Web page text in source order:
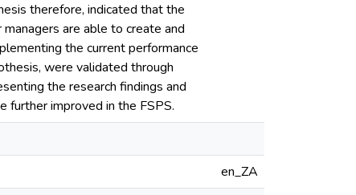
therefore, indicated that the
are able to create and
the current performance
were validated through
the research findings and
further improved in the FSPS.
en_ZA